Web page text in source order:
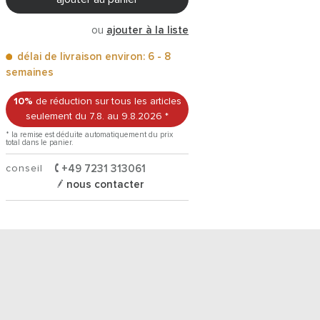
ou ajouter à la liste
délai de livraison environ: 6 - 8
semaines
10% de réduction sur tous les articles
seulement du 7.8. au 9.8.2026 *
* la remise est déduite automatiquement du prix
total dans le panier.
conseil
+49 7231 313061
nous contacter